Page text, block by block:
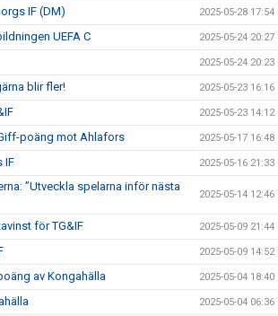
IF (DM) 2025-05-28 17:54
UEFA C 2025-05-24 20:27
2025-05-24 20:23
blir fler! 2025-05-23 16:16
2025-05-23 14:12
poäng mot Ahlafors 2025-05-17 16:48
IF 2025-05-16 21:33
”Utveckla spelarna inför nästa
2025-05-14 12:46
för TG&IF 2025-05-09 21:44
2025-05-09 14:52
av Kongahälla 2025-05-04 18:40
2025-05-04 06:36